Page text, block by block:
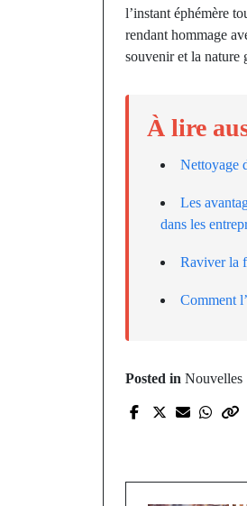
l’instant éphémère
rendant hommage
souvenir et la nature
À lire
Nettoyage
Les
dans les
Raviver la
Comment
Posted in Nouvelles